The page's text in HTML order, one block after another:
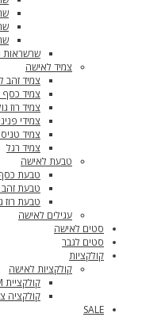
שרשראות
צמיד לאישה
צמיד זהב
צמיד כסף
צמיד רוז
צמידי
צמיד
צמיד רגל
טבעת לאישה
טבעת
טבעת
טבעת רוז
עגילים לאישה
סטים לאישה
סטים לגבר
קולקציות
קולקציות לאישה
קולקציית PREMIUM
קולקציה
SALE